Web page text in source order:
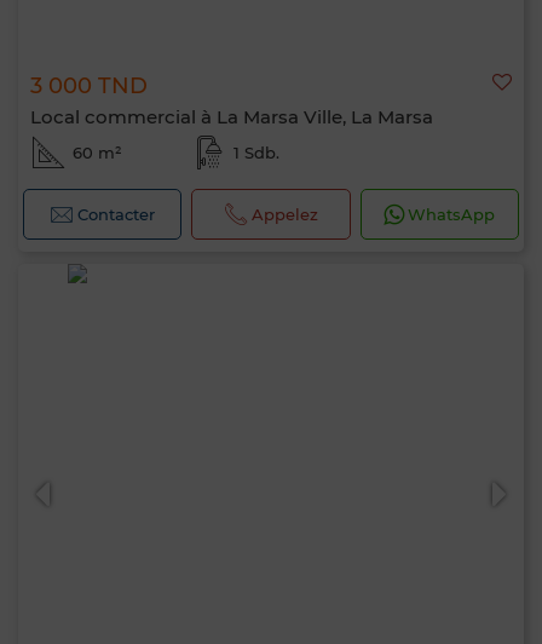
3 000 TND
Local commercial à La Marsa Ville, La Marsa
60 m² 1 Sdb.
Contacter Appelez WhatsApp